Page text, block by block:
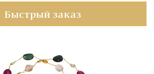
Быстрый заказ